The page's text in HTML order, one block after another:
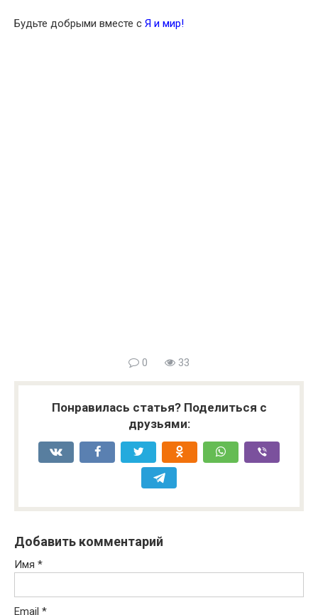
Будьте добрыми вместе с Я и мир!
0 33
Понравилась статья? Поделиться с
друзьями:
Добавить комментарий
Имя *
Email *